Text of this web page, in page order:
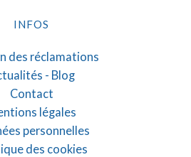
INFOS
des réclamations
- Blog
Contact
légales
personnelles
des cookies